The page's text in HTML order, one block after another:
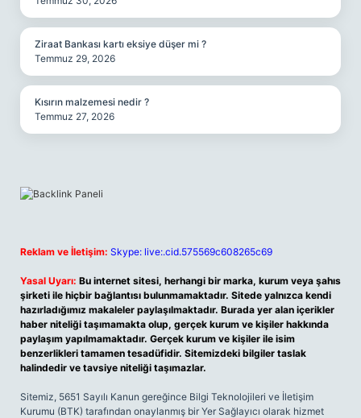
Ziraat Bankası kartı eksiye düşer mi ?
Temmuz 29, 2026
Kısırın malzemesi nedir ?
Temmuz 27, 2026
Reklam ve İletişim: Skype: live:.cid.575569c608265c69
Yasal Uyarı: Bu internet sitesi, herhangi bir marka, kurum veya şahıs
şirketi ile hiçbir bağlantısı bulunmamaktadır. Sitede yalnızca kendi
hazırladığımız makaleler paylaşılmaktadır. Burada yer alan içerikler
haber niteliği taşımamakta olup, gerçek kurum ve kişiler hakkında
paylaşım yapılmamaktadır. Gerçek kurum ve kişiler ile isim
benzerlikleri tamamen tesadüfidir. Sitemizdeki bilgiler taslak
halindedir ve tavsiye niteliği taşımazlar.
Sitemiz, 5651 Sayılı Kanun gereğince Bilgi Teknolojileri ve İletişim
Kurumu (BTK) tarafından onaylanmış bir Yer Sağlayıcı olarak hizmet